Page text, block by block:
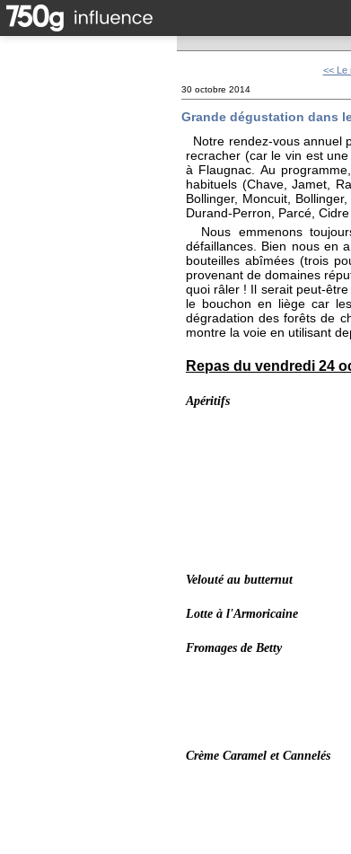
<< Le
30 octobre 2014
Grande dégustation dans
Notre rendez-vous annuel
recracher (car le vin est
à Flaugnac. Au
habituels (Chave, Jamet,
Bollinger, Moncuit,
Durand-Perron, Parcé,
Nous emmenons
défaillances. Bien nous en
bouteilles abîmées (trois
provenant de domaines
quoi râler ! Il serait peut-
le bouchon en liège car
dégradation des forêts de
montre la voie en utilisant
Repas du vendredi 24
Apéritifs
Velouté au butternut
Lotte à l'Armoricaine
Fromages de Betty
Crème Caramel et Cannelés